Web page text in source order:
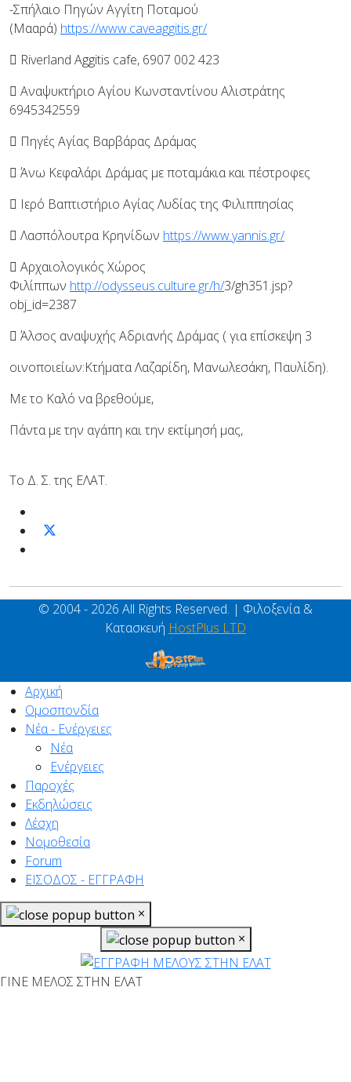
-Σπήλαιο Πηγών Αγγίτη Ποταμού
(Μααρά) https://www.caveaggitis.gr/
 Riverland Aggitis cafe, 6907 002 423
 Αναψυκτήριο Αγίου Κωνσταντίνου Αλιστράτης
6945342559
 Πηγές Αγίας Βαρβάρας Δράμας
 Άνω Κεφαλάρι Δράμας με ποταμάκια και πέστροφες
 Ιερό Βαπτιστήριο Αγίας Λυδίας της Φιλιππησίας
 Λασπόλουτρα Κρηνίδων https://www.yannis.gr/
 Αρχαιολογικός Χώρος
Φιλίππων http://odysseus.culture.gr/h/3/gh351.jsp?
obj_id=2387
 Άλσος αναψυχής Αδριανής Δράμας ( για επίσκεψη 3
οινοποιείων:Κτήματα Λαζαρίδη, Μανωλεσάκη, Παυλίδη).
Με το Καλό να βρεθούμε,
Πάντα με την αγάπη και την εκτίμησή μας,
Το Δ. Σ. της ΕΛΑΤ.
© 2004 - 2026 All Rights Reserved. | Φιλοξενία &
Κατασκευή HostPlus LTD
Αρχική
Ομοσπονδία
Νέα - Ενέργειες
Νέα
Ενέργειες
Παροχές
Εκδηλώσεις
Λέσχη
Νομοθεσία
Forum
ΕΙΣΟΔΟΣ - ΕΓΓΡΑΦΗ
×
×
ΓΙΝΕ ΜΕΛΟΣ ΣΤΗΝ ΕΛΑΤ